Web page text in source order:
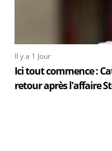
Il y a 1 Jour
Ici tout commence :
retour après l'affaire